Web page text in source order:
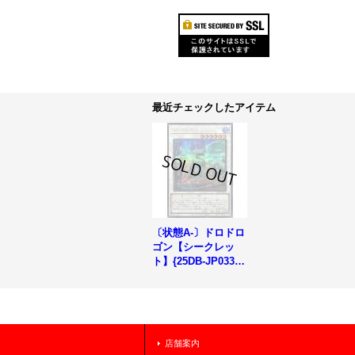
最近チェックしたアイテム
〔状態A-〕ドロドロ
ゴン【シークレッ
ト】{25DB-JP033}
店舗案内